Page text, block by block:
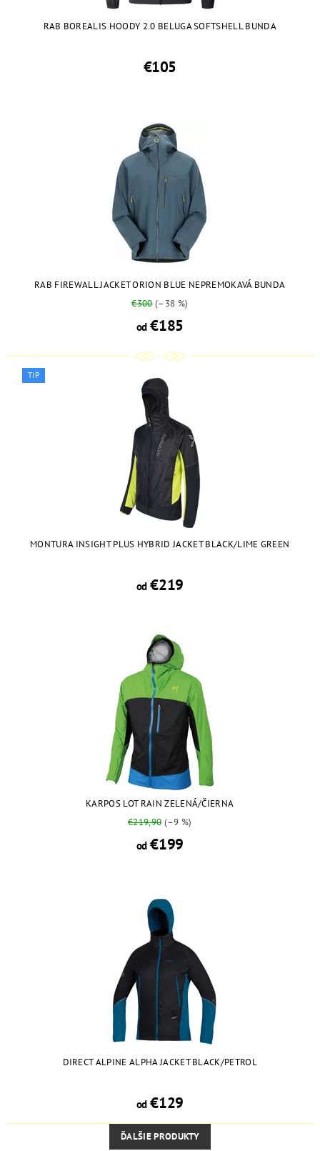
RAB BOREALIS HOODY 2.0 BELUGA SOFTSHELL BUNDA
€105
RAB FIREWALL JACKET ORION BLUE NEPREMOKAVÁ BUNDA
€300(–38 %)
od€185
TIP
MONTURA INSIGHT PLUS HYBRID JACKET BLACK/LIME GREEN
od€219
KARPOS LOT RAIN ZELENÁ/ČIERNA
€219,90(–9 %)
od€199
DIRECT ALPINE ALPHA JACKET BLACK/PETROL
od€129
ĎALŠIE PRODUKTY